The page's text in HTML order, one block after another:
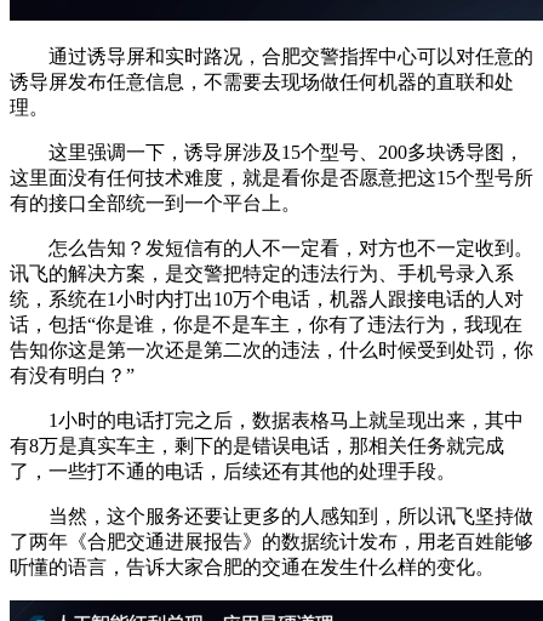
通过诱导屏和实时路况，合肥交警指挥中心可以对任意的
诱导屏发布任意信息，不需要去现场做任何机器的直联和处
理。
这里强调一下，诱导屏涉及15个型号、200多块诱导图，
这里面没有任何技术难度，就是看你是否愿意把这15个型号所
有的接口全部统一到一个平台上。
怎么告知？发短信有的人不一定看，对方也不一定收到。
讯飞的解决方案，是交警把特定的违法行为、手机号录入系
统，系统在1小时内打出10万个电话，机器人跟接电话的人对
话，包括“你是谁，你是不是车主，你有了违法行为，我现在
告知你这是第一次还是第二次的违法，什么时候受到处罚，你
有没有明白？”
1小时的电话打完之后，数据表格马上就呈现出来，其中
有8万是真实车主，剩下的是错误电话，那相关任务就完成
了，一些打不通的电话，后续还有其他的处理手段。
当然，这个服务还要让更多的人感知到，所以讯飞坚持做
了两年《合肥交通进展报告》的数据统计发布，用老百姓能够
听懂的语言，告诉大家合肥的交通在发生什么样的变化。